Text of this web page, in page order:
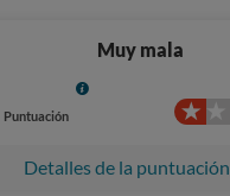
Muy mala
Puntuación
Info
Detalles de la puntuación